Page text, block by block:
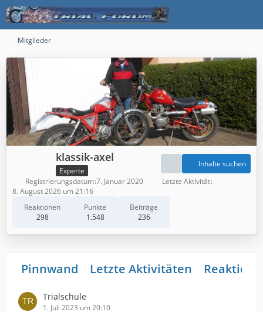
Mitglieder
klassik-axel
Experte
Reaktionen
298
Punkte
1.548
Beiträge
236
Inhalte suchen
Registrierungsdatum 7. Januar 2020
Letzte Aktivität
8. August 2026 um 21:16
Pinnwand Letzte Aktivitäten
Trialschule
1. Juli 2023 um 20:10